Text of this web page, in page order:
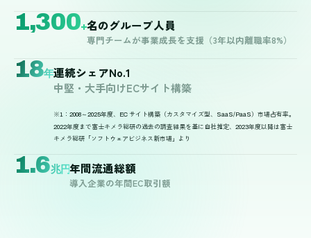
1,300+名のグループ人員
専門チームが事業成長を支援（3年以内離職率8%）
18年連続シェアNo.1
中堅・大手向けECサイト構築
※1：2008～2025年度、EC サイト構築（カスタマイズ型、SaaS/PaaS）市場占有率。
2022年度まで富士キメラ総研の過去の調査結果を基に自社推定、2023年度以降は富士
キメラ総研「ソフトウェアビジネス新市場」より
1.6兆円年間流通総額
導入企業の年間EC取引額